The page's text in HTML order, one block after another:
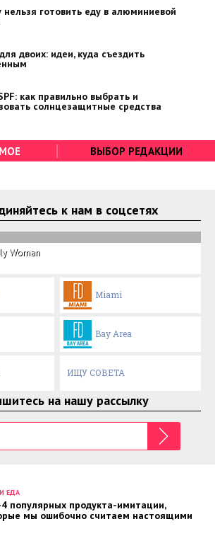
нельзя готовить еду в алюминиевой
двоих: идеи, куда съездить
как правильно выбрать и
солнцезащитные средства
ВЫБОР РЕДАКЦИИ
к нам в соцсетях
Woman
Miami
Bay Area
ИЩУ СОВЕТА
на нашу рассылку
ЕДА
популярных продукта-имитации,
мы ошибочно считаем настоящими